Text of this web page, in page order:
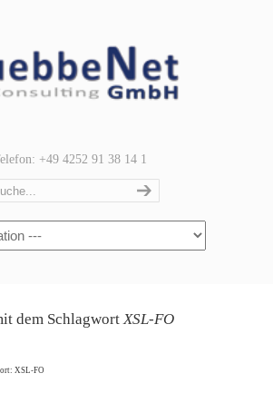
+49 4252 91 38 14 1
dem SchlagwortXSL-FO
XSL-FO